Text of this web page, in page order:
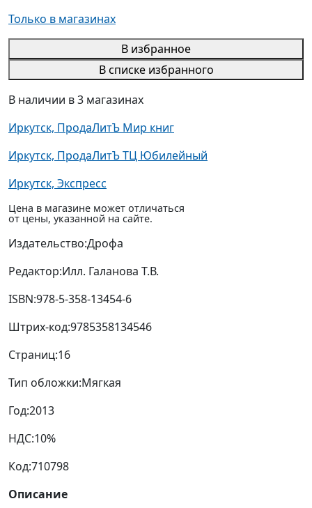
Только в магазинах
В избранное
В списке избранного
В наличии в 3 магазинах
Иркутск, ПродаЛитЪ Мир книг
Иркутск, ПродаЛитЪ ТЦ Юбилейный
Иркутск, Экспресс
Цена в магазине может отличаться
от цены, указанной на сайте.
Издательство:Дрофа
Редактор:Илл. Галанова Т.В.
ISBN:978-5-358-13454-6
Штрих-код:9785358134546
Страниц:16
Тип обложки:Мягкая
Год:2013
НДС:10%
Код:710798
Описание